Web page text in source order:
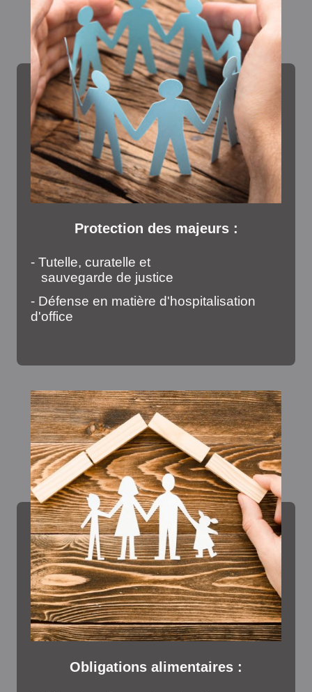
Protection des majeurs :
- Tutelle, curatelle et
sauvegarde de justice
- Défense en matière d'hospitalisation
d'office
Obligations alimentaires :